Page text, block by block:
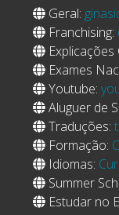
Geral:
Franchising:
Explicações
Exames
Youtube:
Aluguer de
Traduções:
Formação:
Idiomas:
Summer
Estudar no